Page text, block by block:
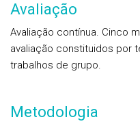
Avaliação
Avaliação contínua. Cinco
avaliação constituidos por
trabalhos de grupo.
Metodologia